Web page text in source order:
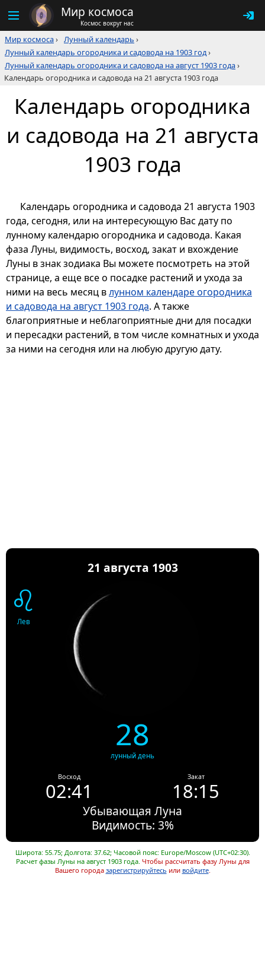
Мир космоса
Космос вокруг нас
Мир космоса› Лунный календарь ›
Лунный календарь огородника и садовода на 1903 год›
Лунный календарь огородника и садовода на август 1903 года›
Календарь огородника и садовода на 21 августа 1903 года
Календарь огородника
и садовода на 21 августа
1903 года
Календарь огородника и садовода 21 августа 1903
года, сегодня, или на интересующую Вас дату по
лунному календарю огородника и садовода. Какая
фаза Луны, видимость, восход, закат и вхождение
Луны в знак зодиака Вы можете посмотреть на этой
странице, а еще все о посадке растений и ухода за
ними на весь месяц влунном календаре огородника
и садовода на август 1903 года. А также
благоприятные и неблагоприятные дни для посадки
и пересадки растений, в том числе комнатных и ухода
за ними на сегодня или на любую другую дату.
21 августа 1903
♌
Лев
28
лунный день
Восход
02:41
Закат
18:15
Убывающая Луна
Видимость: 3%
Широта: 55.75; Долгота: 37.62; Часовой пояс: Europe/Moscow (UTC+02:30).
Расчет фазы Луны на август 1903 года. Чтобы рассчитать фазу Луны для
Вашего города зарегистрируйтесь или войдите.